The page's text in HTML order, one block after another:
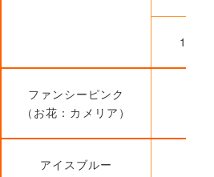
10月
ファンシーピンク
（お花：カメリア）
アイスブルー